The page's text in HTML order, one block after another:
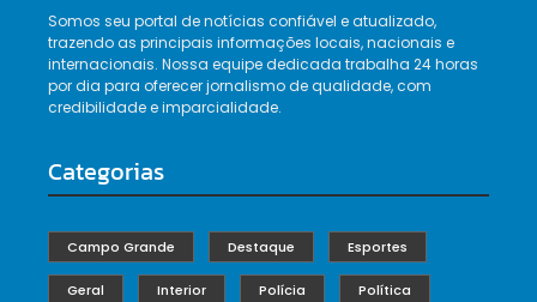
Somos seu portal de notícias confiável e atualizado,
trazendo as principais informações locais, nacionais e
internacionais. Nossa equipe dedicada trabalha 24 horas
por dia para oferecer jornalismo de qualidade, com
credibilidade e imparcialidade.
Categorias
Campo Grande Destaque Esportes
Geral Interior Polícia Política